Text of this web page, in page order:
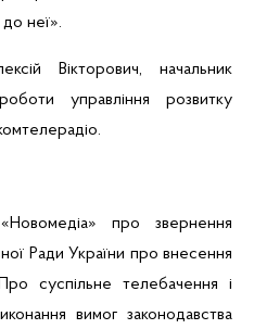
неї».
Вікторович, начальник
управління розвитку
Новомедіа» про звернення
Ради України про внесення
суспільне телебачення і
вимог законодавства